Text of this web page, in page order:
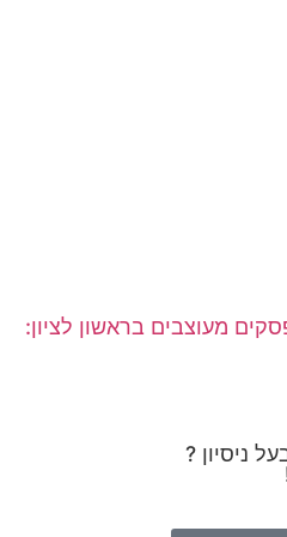
מעוצבים בראשון לציון:
ניסיון ?